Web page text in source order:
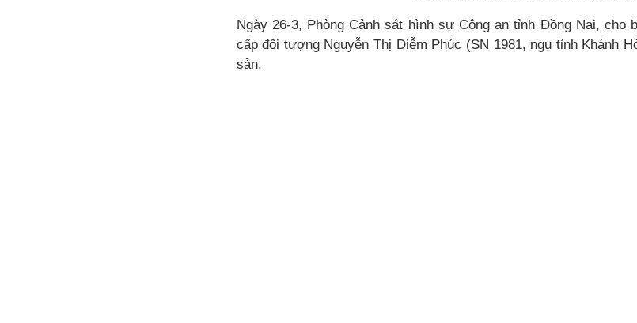
Ngày 26-3, Phòng Cảnh sát hình sự Công an tỉnh Đồng Nai, cho
cấp đối tượng Nguyễn Thị Diễm Phúc (SN 1981, ngụ tỉnh Khánh
sản.